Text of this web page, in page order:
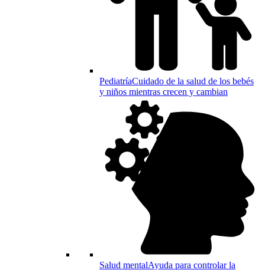
PediatríaCuidado de la salud de los bebés
y niños mientras crecen y cambian
Salud mentalAyuda para controlar la